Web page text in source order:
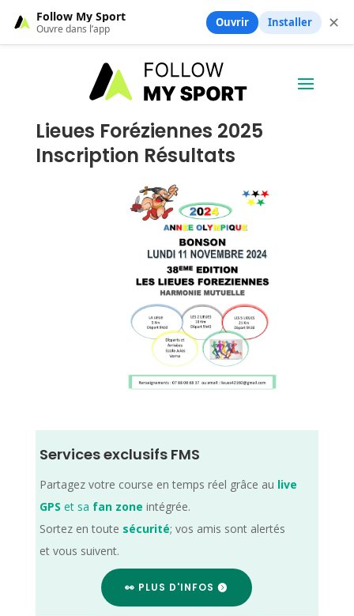
Lieues Foréziennes 2025
Inscription Résultats
Services exclusifs FMS
Partagez votre course en temps réel grâce au live
GPS et sa fan zone intégrée.
Sortez en toute sécurité; vos amis sont alertés
et vous suivent.
👀 PLUS D'INFOS
Follow My Sport
Ouvre dans l’app Ouvrir Installer ✕